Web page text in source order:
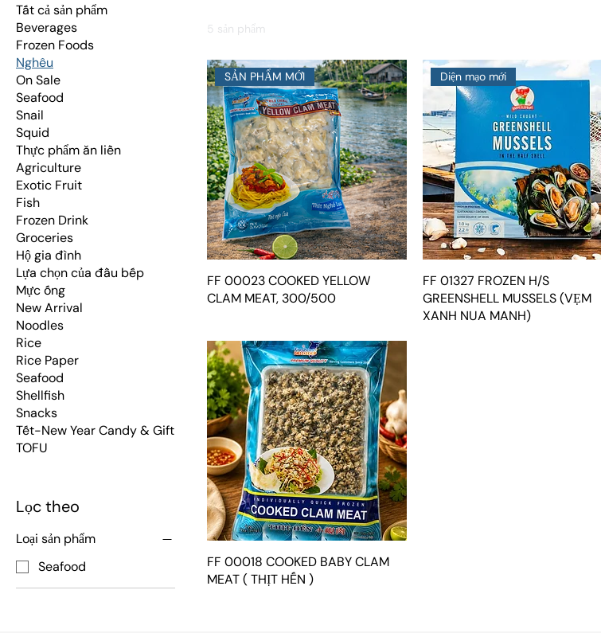
Tất cả sản phẩm
Beverages
Frozen Foods
Nghêu
On Sale
Seafood
Snail
Squid
Thực phẩm ăn liền
Agriculture
Exotic Fruit
Fish
Frozen Drink
Groceries
Hộ gia đình
Lựa chọn của đầu bếp
Mực ống
New Arrival
Noodles
Rice
Rice Paper
Seafood
Shellfish
Snacks
Tết-New Year Candy & Gift
TOFU
Lọc theo
Loại sản phẩm
Seafood
5 sản phẩm
SẢN PHẨM MỚI
FF 00023 COOKED YELLOW
CLAM MEAT, 300/500
Diện mạo mới
FF 01327 FROZEN H/S
GREENSHELL MUSSELS (VẸM
XANH NUA MANH)
FF 00018 COOKED BABY CLAM
MEAT ( THỊT HẾN )